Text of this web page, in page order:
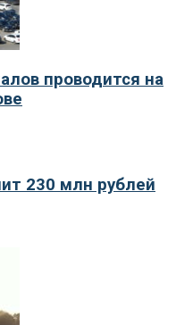
проводится на
230 млн рублей